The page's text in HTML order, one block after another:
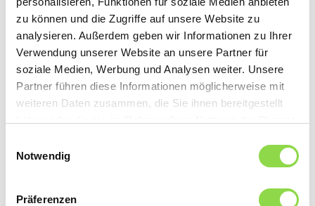
zu können und die Zugriffe auf unsere Website zu
analysieren. Außerdem geben wir Informationen zu Ihrer
Verwendung unserer Website an unsere Partner für
soziale Medien, Werbung und Analysen weiter. Unsere
Partner führen diese Informationen möglicherweise mit
weiteren Daten zusammen, die Sie ihnen bereitgestellt
Notwendig
Präferenzen
Mehr Subventionen für erneuerbare Energien
Der Bundesrat hat Ende November 2022 beschlossen,
die Förderinstrumente für die Stromproduktion aus
erneuerbaren Energien zu stärken. Damit sollen Hürden
abgebaut und die Energieversorgung der Schweiz weiter
gefestigt werden.